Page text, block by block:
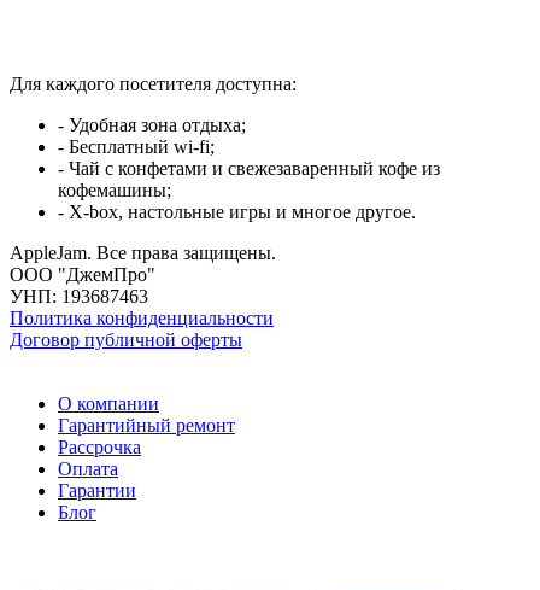
Для каждого посетителя доступна:
- Удобная зона отдыха;
- Бесплатный wi-fi;
- Чай с конфетами и свежезаваренный кофе из
кофемашины;
- X-box, настольные игры и многое другое.
AppleJam. Все права защищены.
ООО "ДжемПро"
УНП: 193687463
Политика конфиденциальности
Договор публичной оферты
О компании
Гарантийный ремонт
Рассрочка
Оплата
Гарантии
Блог